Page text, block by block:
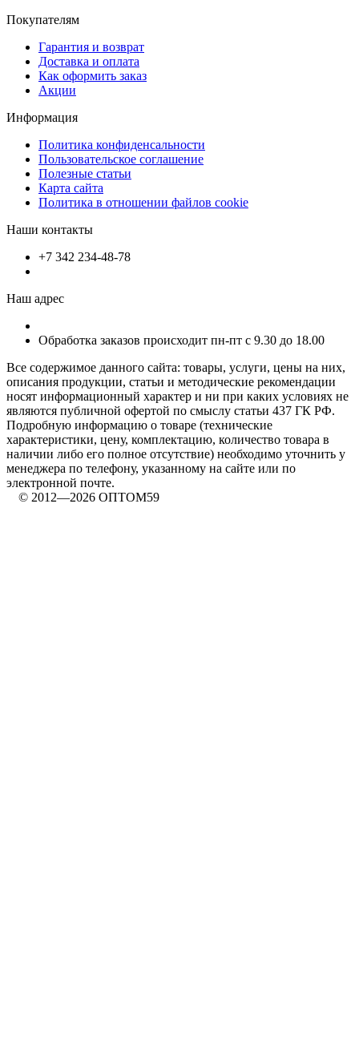
Покупателям
Гарантия и возврат
Доставка и оплата
Как оформить заказ
Акции
Информация
Политика конфиденсальности
Пользовательское соглашение
Полезные статьи
Карта сайта
Политика в отношении файлов cookie
Наши контакты
+7 342 234-48-78
Наш адрес
Обработка заказов происходит пн-пт с 9.30 до 18.00
Все содержимое данного сайта: товары, услуги, цены на них,
описания продукции, статьи и методические рекомендации
носят информационный характер и ни при каких условиях не
являются публичной офертой по смыслу статьи 437 ГК РФ.
Подробную информацию о товаре (технические
характеристики, цену, комплектацию, количество товара в
наличии либо его полное отсутствие) необходимо уточнить у
менеджера по телефону, указанному на сайте или по
электронной почте.
© 2012—2026 ОПТОМ59